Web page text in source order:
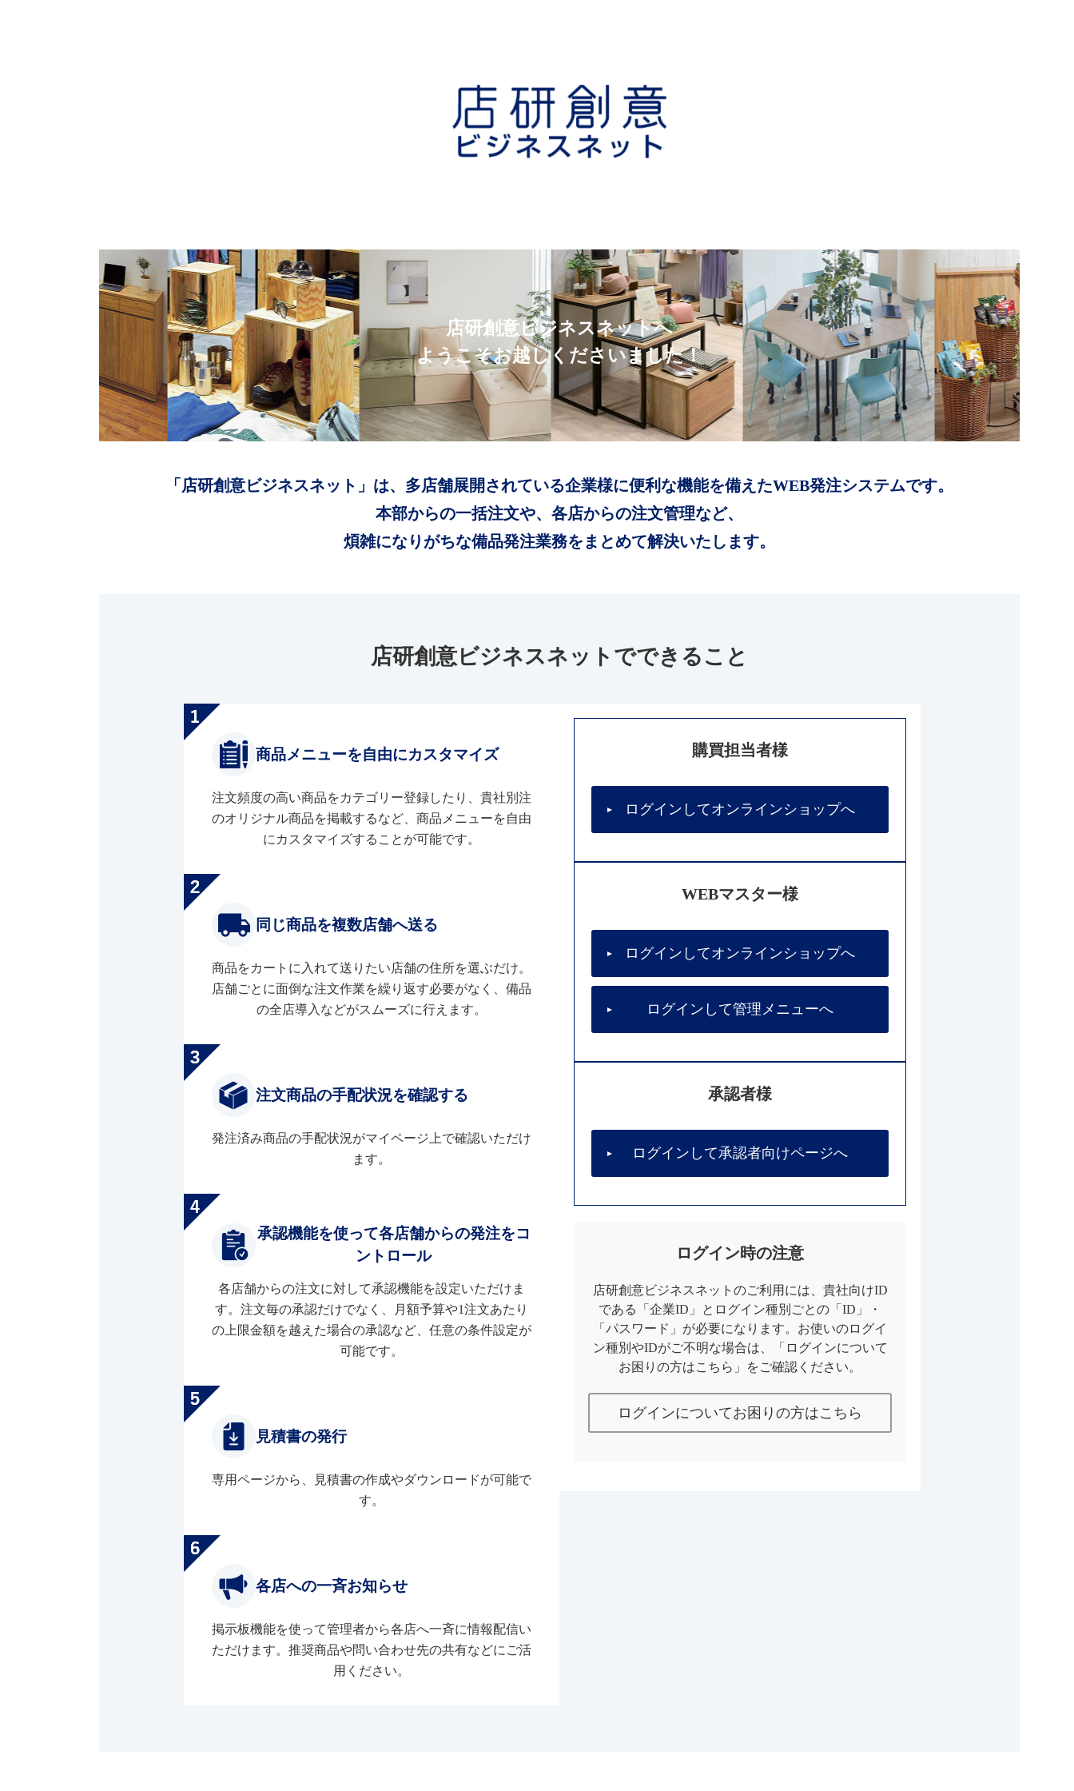
店研創意ビジネスネットへ
ようこそお越しくださいました！
「店研創意ビジネスネット」は、多店舗展開されている企業様に便利な機能を備えたWEB発注システムです。
本部からの一括注文や、各店からの注文管理など、
煩雑になりがちな備品発注業務をまとめて解決いたします。
店研創意ビジネスネットでできること
商品メニューを自由にカスタマイズ
注文頻度の高い商品をカテゴリー登録したり、貴社別注
のオリジナル商品を掲載するなど、商品メニューを自由
にカスタマイズすることが可能です。
同じ商品を複数店舗へ送る
商品をカートに入れて送りたい店舗の住所を選ぶだけ。
店舗ごとに面倒な注文作業を繰り返す必要がなく、備品
の全店導入などがスムーズに行えます。
注文商品の手配状況を確認する
発注済み商品の手配状況がマイページ上で確認いただけ
ます。
承認機能を使って各店舗からの発注をコ
ントロール
各店舗からの注文に対して承認機能を設定いただけま
す。注文毎の承認だけでなく、月額予算や1注文あたり
の上限金額を越えた場合の承認など、任意の条件設定が
可能です。
見積書の発行
専用ページから、見積書の作成やダウンロードが可能で
す。
各店への一斉お知らせ
掲示板機能を使って管理者から各店へ一斉に情報配信い
ただけます。推奨商品や問い合わせ先の共有などにご活
用ください。
購買担当者様
ログインしてオンラインショップへ
WEBマスター様
ログインしてオンラインショップへ
ログインして管理メニューへ
承認者様
ログインして承認者向けページへ
ログイン時の注意
店研創意ビジネスネットのご利用には、貴社向けID
である「企業ID」とログイン種別ごとの「ID」・
「パスワード」が必要になります。お使いのログイ
ン種別やIDがご不明な場合は、「ログインについて
お困りの方はこちら」をご確認ください。
ログインについてお困りの方はこちら